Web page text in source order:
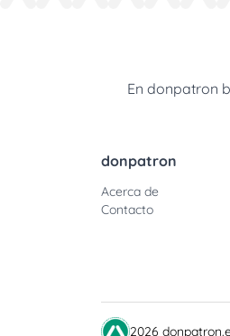
En donpatron
donpatron
Acerca de
Contacto
2026